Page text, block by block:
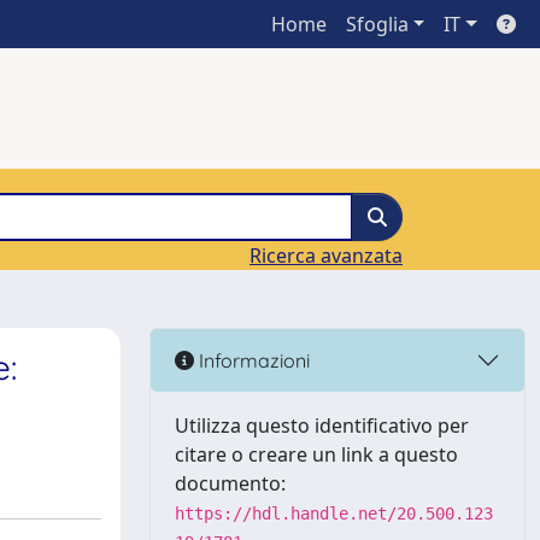
Home Sfoglia IT
Ricerca avanzata
Informazioni
Utilizza questo identificativo per
citare o creare un link a questo
documento:
https://hdl.handle.net/20.500.123